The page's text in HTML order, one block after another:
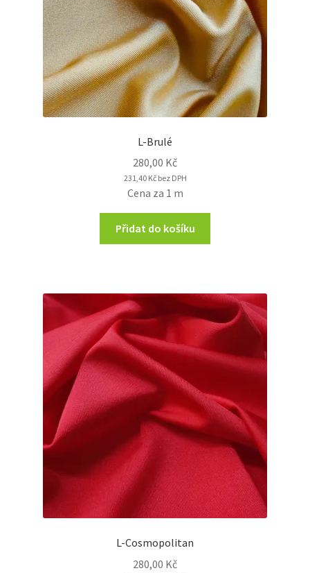
L-Brulé
280,00 Kč
231,40 Kčbez DPH
Cena za 1 m
Přidat do košíku
L-Cosmopolitan
280,00 Kč